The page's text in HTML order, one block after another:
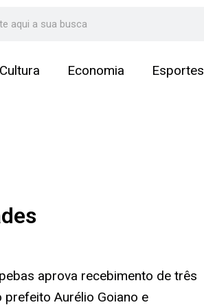
Cultura Economia
Esportes
aprova recebimento de três
prefeito Aurélio Goiano e